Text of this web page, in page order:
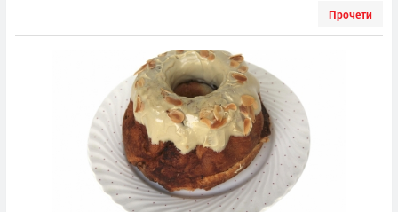
Прочети